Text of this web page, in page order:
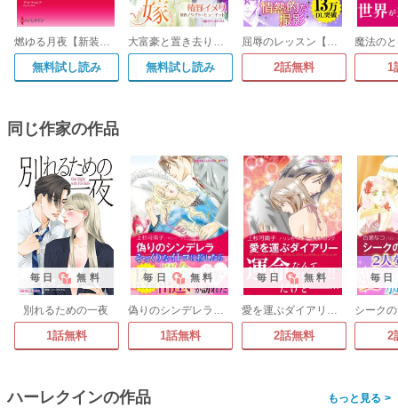
燃ゆる月夜【新装版】
無料試し読み
大富豪と置き去りの花嫁
無料試し読み
屈辱のレッスン【新装版】
2話無料 1
同じ作家の作品
毎日 無料
別れるための一夜
1話無料
毎日 無料
偽りのシンデレラ【新装版】
1話無料
毎日 無料
愛を運ぶダイアリー【新装版】
2話無料
毎日
2
ハーレクインの作品 >